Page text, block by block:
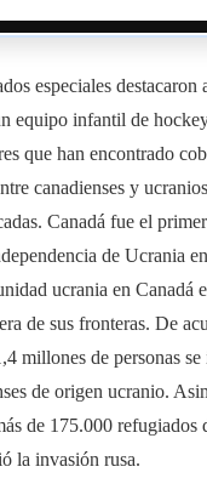
especiales destacaron
equipo infantil de
que han encontrado
canadienses y
Canadá fue el
de Ucrania
ucrania en Canadá
de sus fronteras. De
millones de personas
de origen ucranio.
de 175.000 refugiados
la invasión rusa.